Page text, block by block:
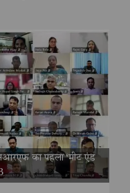
का पहला ‘मीट एंड